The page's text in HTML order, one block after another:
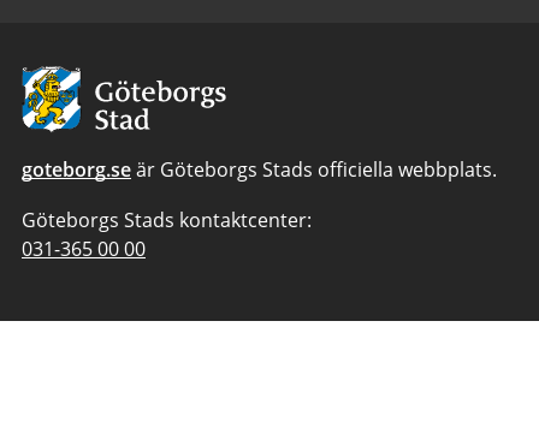
Avsändare:
Göteborgs
Stad
goteborg.seär Göteborgs Stads officiella webbplats.
Göteborgs Stads kontaktcenter:
Telefonnummer
031-365 00 00